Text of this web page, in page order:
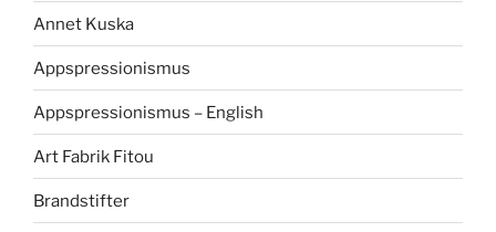
Annet Kuska
Appspressionismus
Appspressionismus – English
Art Fabrik Fitou
Brandstifter